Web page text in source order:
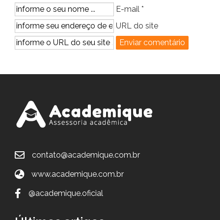
E-mail *
URL do site
contato@academique.com.br
www.academique.com.br
@academique.oficial